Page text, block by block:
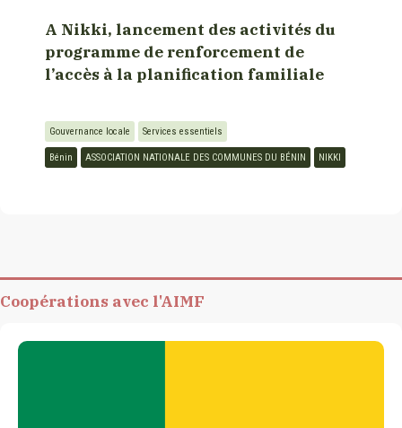
A Nikki, lancement des activités du
programme de renforcement de
l’accès à la planification familiale
Gouvernance locale Services essentiels
Bénin ASSOCIATION NATIONALE DES COMMUNES DU BÉNIN NIKKI
Coopérations avec l'AIMF